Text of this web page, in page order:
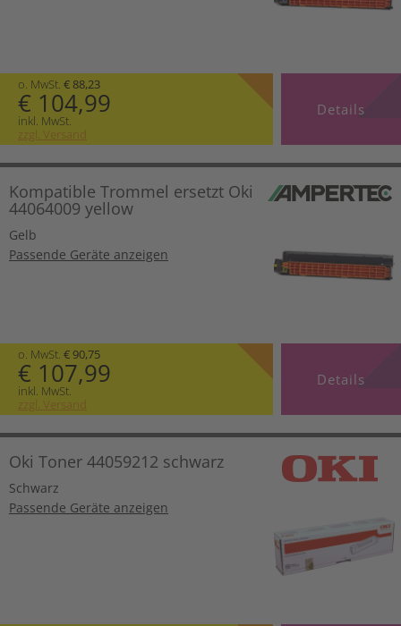
o. MwSt. € 88,23
€ 104,99
inkl. MwSt.
zzgl. Versand
Details
Kompatible Trommel ersetzt Oki
44064009 yellow
Gelb
Passende Geräte anzeigen
o. MwSt. € 90,75
€ 107,99
inkl. MwSt.
zzgl. Versand
Details
Oki Toner 44059212 schwarz
Schwarz
Passende Geräte anzeigen